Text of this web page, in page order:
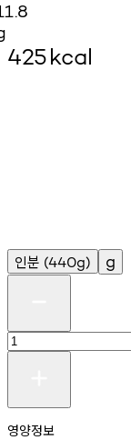
425kcal
인분 (440g) g
영양정보